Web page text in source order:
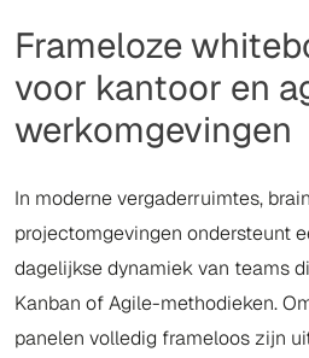
Frameloze
voor kantoor en
werkomgevingen
In moderne vergaderruimtes,
projectomgevingen ondersteunt
dagelijkse dynamiek van teams
Kanban of Agile-methodieken.
panelen volledig frameloos zijn